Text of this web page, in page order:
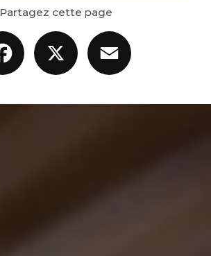
Partagez cette page
Facebook